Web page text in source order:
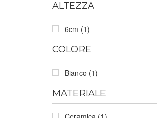
ALTEZZA
6cm (1)
COLORE
Bianco (1)
MATERIALE